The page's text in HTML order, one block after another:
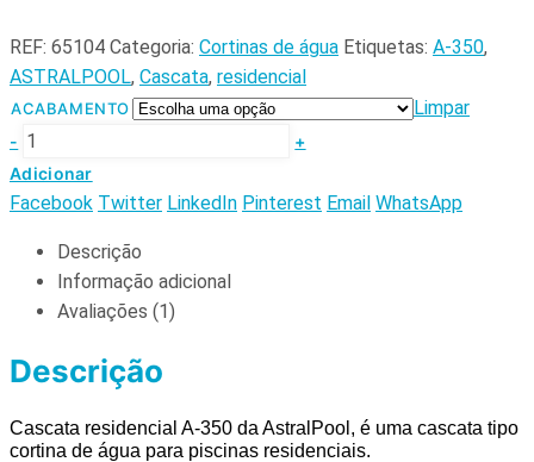
REF: 65104 Categoria: Cortinas de água Etiquetas: A-350,
ASTRALPOOL, Cascata, residencial
ACABAMENTO Limpar
-
+
Adicionar
Facebook Twitter LinkedIn Pinterest Email WhatsApp
Descrição
Informação adicional
Avaliações (1)
Descrição
Cascata residencial A-350 da AstralPool , é uma cascata tipo
cortina de água para piscinas residenciais.